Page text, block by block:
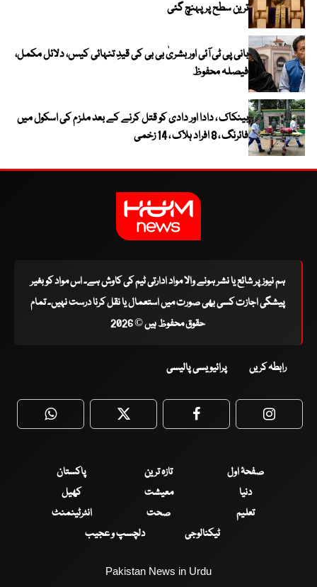
ترین سطح پر پہنچ گئی
بانی پی ٹی آئی اور بشریٰ بی بی کی قیدِ تنہائی کیس، دلائل مکمل،
فیصلہ محفوظ
بینکاک ، دادا اور دادی کو قتل کرنے کے بعد ملزم کی اسکول میں
فائرنگ ، 8 افراد ہلاک ، 14 زخمی
ہم نیوز پر شائع یا نشر ہونے والا مواد ادارتی ٹیم کی کاوش ہے۔ اس مواد کو بغیر
پیشگی اجازت کسی بھی صورت میں استعمال یا نقل کرنا درست نہیں۔ تمام
حقوق محفوظ ہیں © 2026
رابطہ کریں پرائیویسی پالیسی
WhatsApp Twitter Facebook
صفحۂ اول تازہ ترین
پاکستان
دنیا
معیشت
کھیل
تعلیم
صحت
انٹرٹینمنٹ
ٹیکنالوجی
دلچسپ و عجیب
Pakistan News in Urdu